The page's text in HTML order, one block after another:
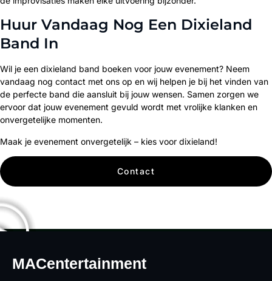
Huur Vandaag Nog Een Dixieland
Band In
Wil je een dixieland band boeken voor jouw evenement? Neem
vandaag nog contact met ons op en wij helpen je bij het vinden van
de perfecte band die aansluit bij jouw wensen. Samen zorgen we
ervoor dat jouw evenement gevuld wordt met vrolijke klanken en
onvergetelijke momenten.
Maak je evenement onvergetelijk – kies voor dixieland!
Contact
MACentertainment